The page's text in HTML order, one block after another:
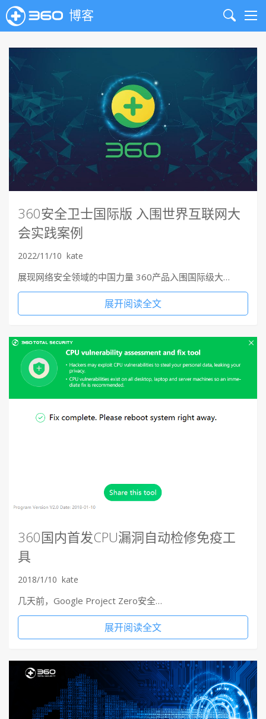
博客
Search
360安全卫士国际版 入围世界互联网大
会实践案例
2022/11/10 kate
展现网络安全领域的中国力量 360产品入围国际级大…
展开阅读全文
360国内首发CPU漏洞自动检修免疫工
具
2018/1/10 kate
几天前，Google Project Zero安全…
展开阅读全文